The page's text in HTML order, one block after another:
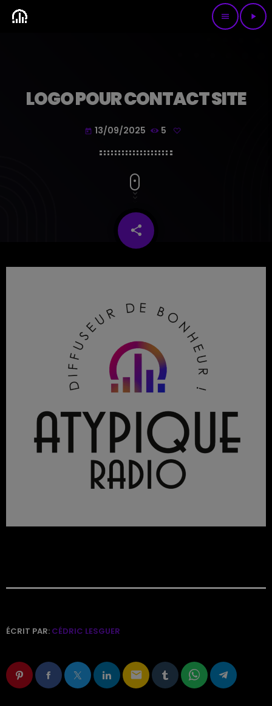
menu play_arrow
LOGO POUR CONTACT SITE
today 13/09/2025 5
share
email
ÉCRIT PAR: CÉDRIC LESGUER
email